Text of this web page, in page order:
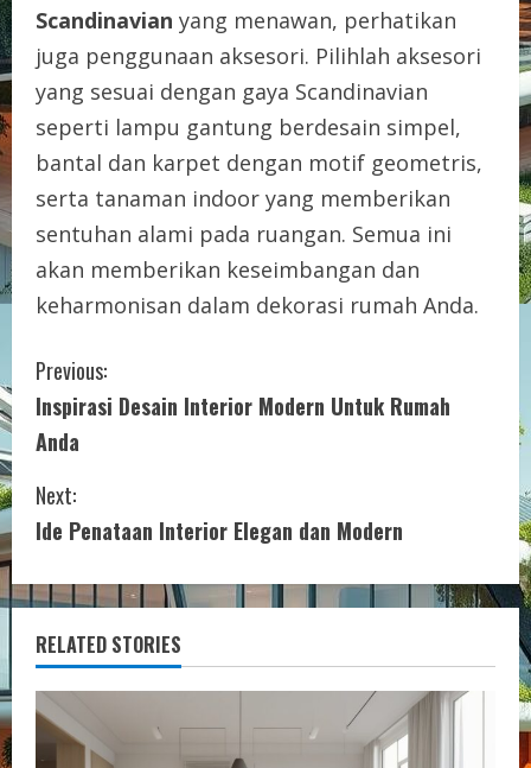
Scandinavian yang menawan, perhatikan
juga penggunaan aksesori. Pilihlah aksesori
yang sesuai dengan gaya Scandinavian
seperti lampu gantung berdesain simpel,
bantal dan karpet dengan motif geometris,
serta tanaman indoor yang memberikan
sentuhan alami pada ruangan. Semua ini
akan memberikan keseimbangan dan
keharmonisan dalam dekorasi rumah Anda.
C
o
n
t
i
n
u
e
Previous:
Inspirasi Desain Interior Modern Untuk Rumah
Anda
Next:
Ide Penataan Interior Elegan dan Modern
RELATED STORIES